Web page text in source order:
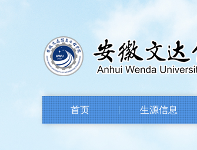
首页 生源信息